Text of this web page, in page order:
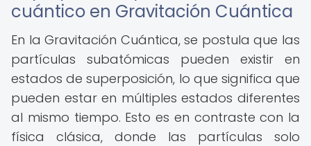
cuántico en Gravitación Cuántica
En la Gravitación Cuántica, se postula que las
partículas subatómicas pueden existir en
estados de superposición, lo que significa que
pueden estar en múltiples estados diferentes
al mismo tiempo. Esto es en contraste con la
física clásica, donde las partículas solo